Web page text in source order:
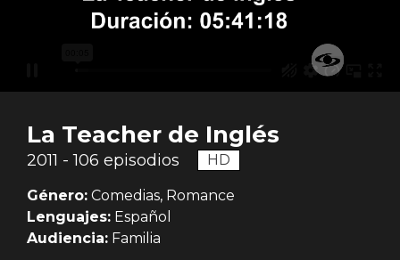
La Teacher de Inglés
2011 - 106 episodios HD
Género: Comedias, Romance
Lenguajes: Español
Audiencia: Familia